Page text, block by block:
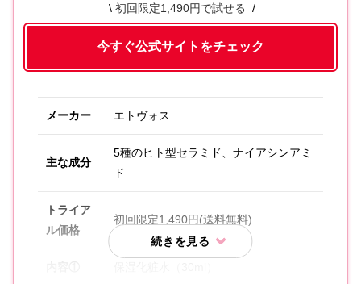
初回限定1,490円で試せる
今すぐ公式サイトをチェック
メーカー エトヴォス
主な成分
5種のヒト型セラミド、ナイアシンアミ
ド
トライア
ル価格
初回限定1,490円(送料無料)